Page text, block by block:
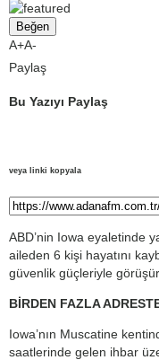
Beğen
A+A-
Paylaş
Bu Yazıyı Paylaş
veya linki kopyala
ABD’nin Iowa eyaletinde
aileden 6 kişi hayatını
güvenlik güçleriyle
BİRDEN FAZLA
Iowa’nın Muscatine
saatlerinde gelen ihbar